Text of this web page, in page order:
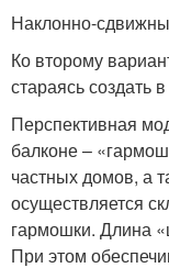
Наклонно-
Ко второму
стараясь создать
Перспективная
балконе –
частных домов, а
осуществляется
гармошки. Длина
При этом